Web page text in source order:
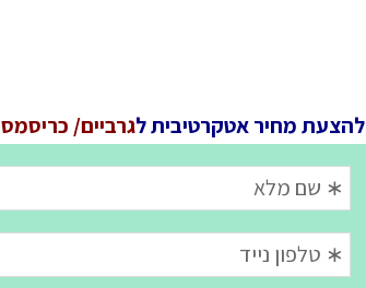
להצעת מחיר אטקרטיבית לגרביים/ כריסמס